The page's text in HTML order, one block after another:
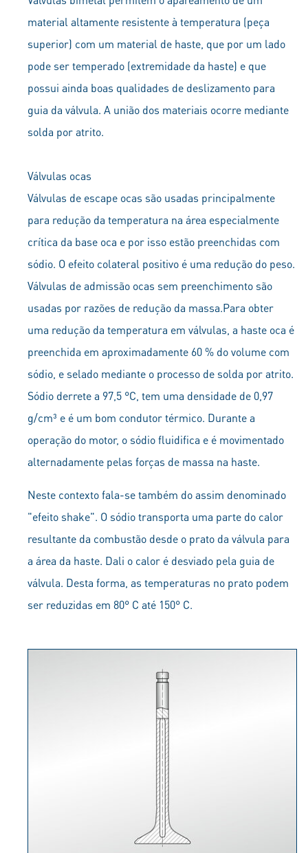
material altamente resistente à temperatura (peça
superior) com um material de haste, que por um lado
pode ser temperado (extremidade da haste) e que
possui ainda boas qualidades de deslizamento para
guia da válvula. A união dos materiais ocorre mediante
solda por atrito.
Válvulas ocas
Válvulas de escape ocas são usadas principalmente
para redução da temperatura na área especialmente
crítica da base oca e por isso estão preenchidas com
sódio. O efeito colateral positivo é uma redução do peso.
Válvulas de admissão ocas sem preenchimento são
usadas por razões de redução da massa.Para obter
uma redução da temperatura em válvulas, a haste oca é
preenchida em aproximadamente 60 % do volume com
sódio, e selado mediante o processo de solda por atrito.
Sódio derrete a 97,5 °C, tem uma densidade de 0,97
g/cm³ e é um bom condutor térmico. Durante a
operação do motor, o sódio fluidifica e é movimentado
alternadamente pelas forças de massa na haste.
Neste contexto fala-se também do assim denominado
"efeito shake". O sódio transporta uma parte do calor
resultante da combustão desde o prato da válvula para
a área da haste. Dali o calor é desviado pela guia de
válvula. Desta forma, as temperaturas no prato podem
ser reduzidas em 80° C até 150° C.